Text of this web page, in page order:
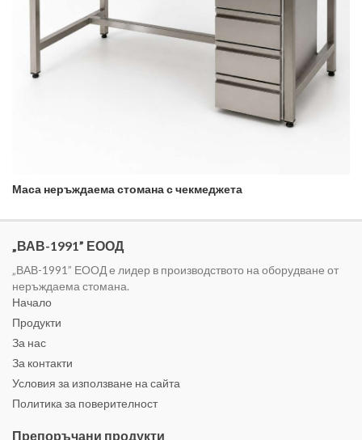
Маса неръждаема стомана с чекмеджета
„ВАВ-1991” ЕООД
„ВАВ-1991” ЕООД е лидер в производството на оборудване от
неръждаема стомана.
Начало
Продукти
За нас
За контакти
Условия за използване на сайта
Политика за поверителност
Препоръчани продукти